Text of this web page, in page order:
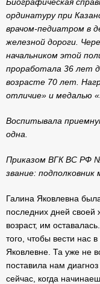
ординатуру при
врачом-педиатром в
железной дороги.
начальником этой
проработала 36 лет
возрасте 70 лет.
отличие» и медалью
Воспитывала
одна.
Приказом ВГК ВС РФ №
звание: подполковник
Галина Яковлевна
последних дней своей
возраст, им
того, чтобы вести нас
Яковлевне. Та уже не
поставила нам
сейчас, когда